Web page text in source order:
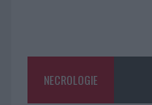
NECROLOGIE